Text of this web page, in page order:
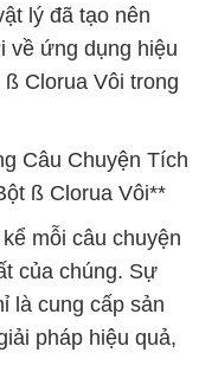
lý đã tạo nên
về ứng dụng hiệu
Clorua Vôi trong
Câu Chuyện Tích
ß Clorua Vôi**
mỗi câu chuyện
của chúng. Sự
là cung cấp sản
pháp hiệu quả,